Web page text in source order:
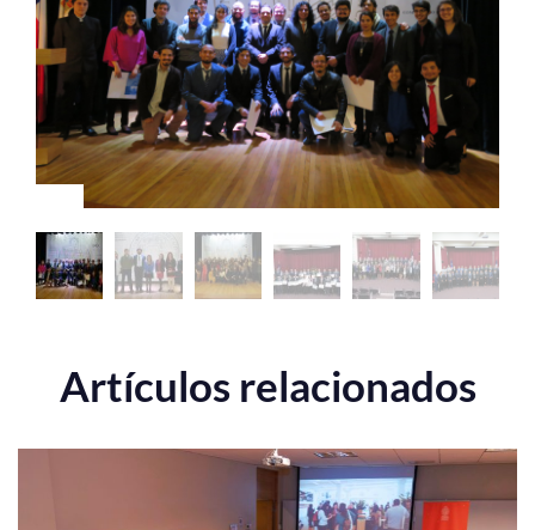
Artículos relacionados